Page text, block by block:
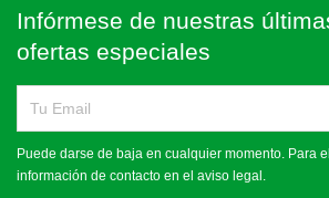
Infórmese de nuestras
ofertas especiales
Puede darse de baja en cualquier momento. Para
información de contacto en el aviso legal.